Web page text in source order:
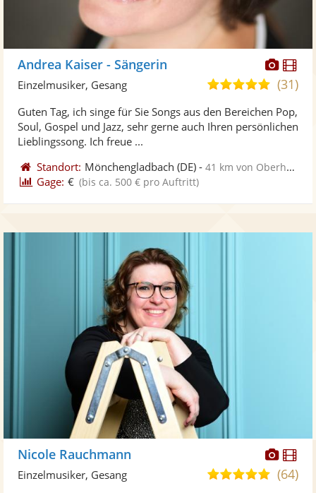
Fotos
Andrea Kaiser - Sängerin
5,0
5
(31)
Einzelmusiker, Gesang
Guten Tag, ich singe für Sie Songs aus den Bereichen Pop,
Soul, Gospel und Jazz, sehr gerne auch Ihren persönlichen
Lieblingssong. Ich freue ...
Standort: Mönchengladbach (DE) -41 km von Oberhausen
Gage: € (bis ca. 500 € pro Auftritt)
Nicole Rauchmann
5,0(64)
Einzelmusiker, Gesang